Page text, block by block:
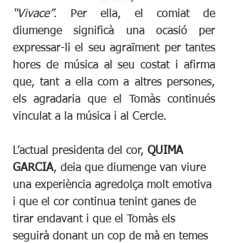
“Vivace”. Per ella, el comiat de
diumenge significà una ocasió per
expressar-li el seu agraïment per tantes
hores de música al seu costat i afirma
que, tant a ella com a altres persones,
els agradaria que el Tomàs continués
vinculat a la música i al Cercle.
L’actual presidenta del cor, QUIMA
GARCIA, deia que diumenge van viure
una experiència agredolça molt emotiva
i que el cor continua tenint ganes de
tirar endavant i que el Tomàs els
seguirà donant un cop de mà en temes